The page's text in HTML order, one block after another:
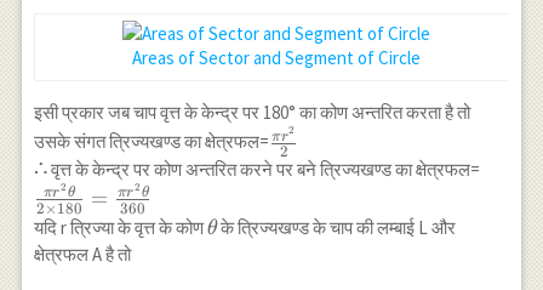
{180}
Areas of Sector and Segment of Circle
इसी प्रकार जब चाप वृत्त के केन्द्र पर 180° का कोण अन्तरित करता है तो
उसके संगत त्रिज्यखण्ड का क्षेत्रफल=\frac{\pi
r^2}{2}
2
πr2
\therefore
∴वृत्त के केन्द्र पर कोण अन्तरित करने पर बने त्रिज्यखण्ड का क्षेत्रफल=
2 × 180
πr2 θ = 360
πr2 θ
यदि r त्रिज्या के वृत्त के कोण\theta
θके त्रिज्यखण्ड के चाप की लम्बाई L और
क्षेत्रफल A है तो